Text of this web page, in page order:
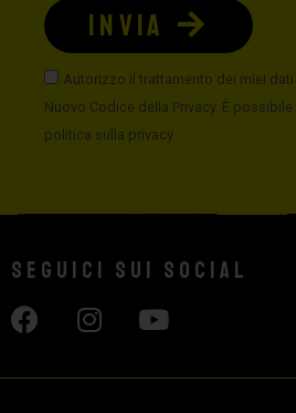
Autorizzo il trattamento dei miei
Nuovo Codice della Privacy. È
politica sulla privacy
INVIA
Seguici sui social